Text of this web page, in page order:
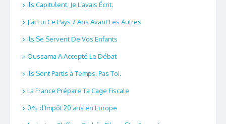
Ils Capitulent. Je L’avais Écrit.
J’ai Fui Ce Pays 7 Ans Avant Les Autres
Ils Se Servent De Vos Enfants
Oussama A Accepté Le Débat
Ils Sont Partis à Temps. Pas Toi.
La France Prépare Ta Cage Fiscale
0% d’Impôt 20 ans en Europe